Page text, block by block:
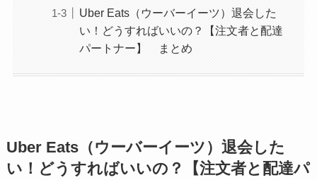
Uber Eats（ウーバーイーツ）退会した
い！どうすればいいの？【注文者と配達
パートナー】 まとめ
Uber Eats（ウーバーイーツ）退会した
い！どうすればいいの？【注文者と配達パ